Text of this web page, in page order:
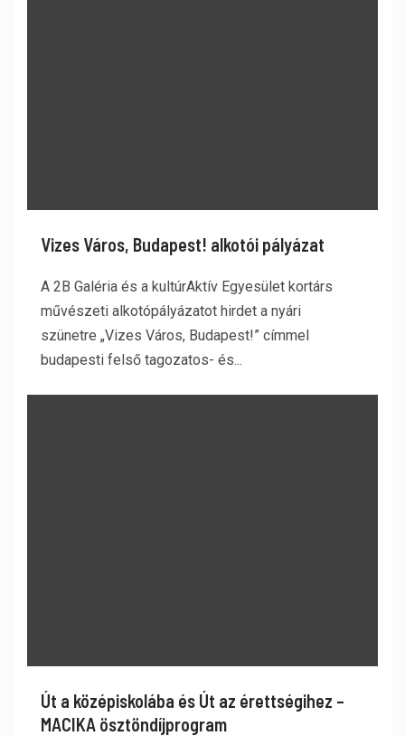
Vizes Város, Budapest! alkotói pályázat
A 2B Galéria és a kultúrAktív Egyesület kortárs
művészeti alkotópályázatot hirdet a nyári
szünetre „Vizes Város, Budapest!” címmel
budapesti felső tagozatos- és...
Út a középiskolába és Út az érettségihez –
MACIKA ösztöndíjprogram